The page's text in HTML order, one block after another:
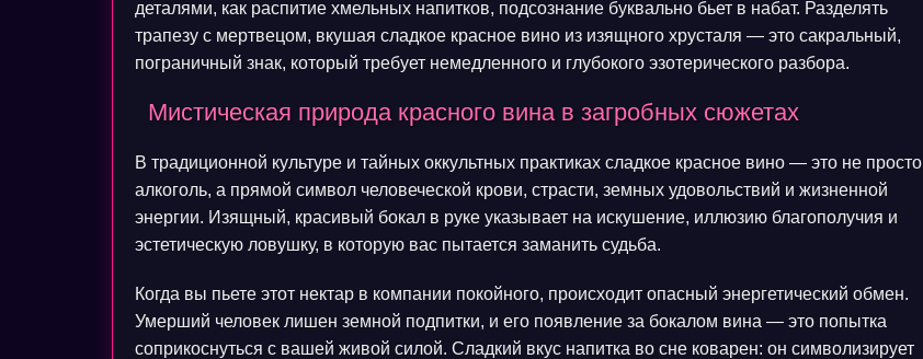
деталями, как распитие хмельных напитков, подсознание буквально бьет в набат. Разделять
трапезу с мертвецом, вкушая сладкое красное вино из изящного хрусталя — это сакральный,
пограничный знак, который требует немедленного и глубокого эзотерического разбора.
Мистическая природа красного вина в загробных сюжетах
В традиционной культуре и тайных оккультных практиках сладкое красное вино — это не просто
алкоголь, а прямой символ человеческой крови, страсти, земных удовольствий и жизненной
энергии. Изящный, красивый бокал в руке указывает на искушение, иллюзию благополучия и
эстетическую ловушку, в которую вас пытается заманить судьба.
Когда вы пьете этот нектар в компании покойного, происходит опасный энергетический обмен.
Умерший человек лишен земной подпитки, и его появление за бокалом вина — это попытка
соприкоснуться с вашей живой силой. Сладкий вкус напитка во сне коварен: он символизирует